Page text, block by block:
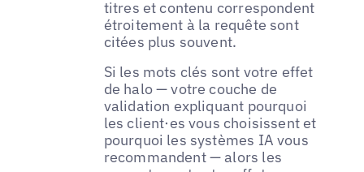
titres et contenu correspondent
étroitement à la requête sont
citées plus souvent.
Si les mots clés sont votre effet
de halo — votre couche de
validation expliquant pourquoi
les client·es vous choisissent et
pourquoi les systèmes IA vous
recommandent — alors les